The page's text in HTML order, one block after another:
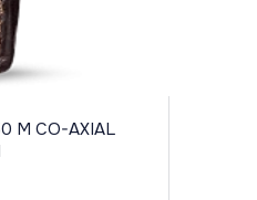
M CO-AXIAL